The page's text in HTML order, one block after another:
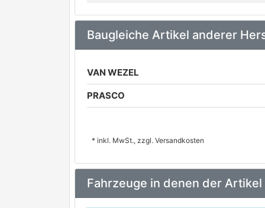
Baugleiche Artikel anderer
VAN WEZEL
PRASCO
* inkl. MwSt., zzgl. Versandkosten
Fahrzeuge in denen der